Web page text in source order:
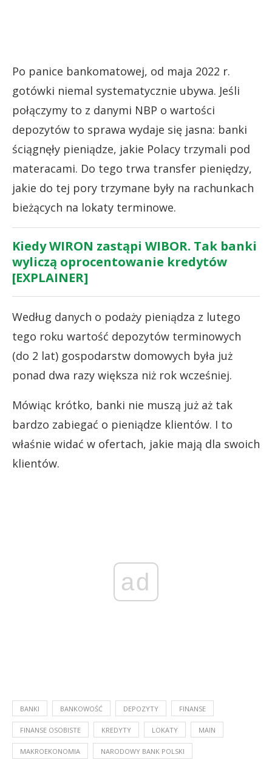
Po panice bankomatowej, od maja 2022 r.
gotówki niemal systematycznie ubywa. Jeśli
połączymy to z danymi NBP o wartości
depozytów to sprawa wydaje się jasna: banki
ściągnęły pieniądze, jakie Polacy trzymali pod
materacami. Do tego trwa transfer pieniędzy,
jakie do tej pory trzymane były na rachunkach
bieżących na lokaty terminowe.
Kiedy WIRON zastąpi WIBOR. Tak banki
wyliczą oprocentowanie kredytów
[EXPLAINER]
Według danych o podaży pieniądza z lutego
tego roku wartość depozytów terminowych
(do 2 lat) gospodarstw domowych była już
ponad dwa razy większa niż rok wcześniej.
Mówiąc krótko, banki nie muszą już aż tak
bardzo zabiegać o pieniądze klientów. I to
właśnie widać w ofertach, jakie mają dla swoich
klientów.
ad
BANKI BANKOWOŚĆ DEPOZYTY FINANSE
FINANSE OSOBISTE KREDYTY LOKATY MAIN
MAKROEKONOMIA NARODOWY BANK POLSKI